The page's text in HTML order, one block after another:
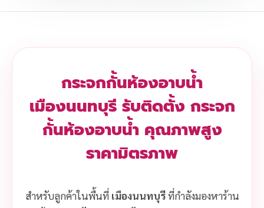
กระจกกั้นห้องอาบน้ำ
เมืองนนทบุรี รับติดตั้ง กระจก
กั้นห้องอาบน้ำ คุณภาพสูง
ราคามิตรภาพ
สำหรับลูกค้าในพื้นที่ เมืองนนทบุรีที่กำลังมองหาร้าน